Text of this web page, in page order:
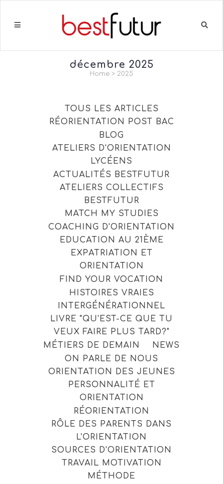
décembre 2025
Home > 2025
TOUS LES ARTICLES
RÉORIENTATION POST BAC
BLOG
ATELIERS D'ORIENTATION
LYCÉENS
ACTUALITÉS BESTFUTUR
ATELIERS COLLECTIFS
BESTFUTUR
MATCH MY STUDIES
COACHING D'ORIENTATION
EDUCATION AU 21ÈME
EXPATRIATION ET
ORIENTATION
FIND YOUR VOCATION
HISTOIRES VRAIES
INTERGÉNÉRATIONNEL
LIVRE "QU'EST-CE QUE TU
VEUX FAIRE PLUS TARD?"
MÉTIERS DE DEMAIN
NEWS
ON PARLE DE NOUS
ORIENTATION DES JEUNES
PERSONNALITÉ ET
ORIENTATION
RÉORIENTATION
RÔLE DES PARENTS DANS
L'ORIENTATION
SOURCES D'ORIENTATION
TRAVAIL MOTIVATION
MÉTHODE